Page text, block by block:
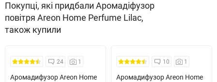
Покупці, які придбали Аромадіфузор
повітря Areon Home Perfume Lilac,
також купили
Безкоштовна Доставка
24 1
Аромадифузор Areon Home
Безкоштовна Доставка
10 1
Аромадифузор Areon Home